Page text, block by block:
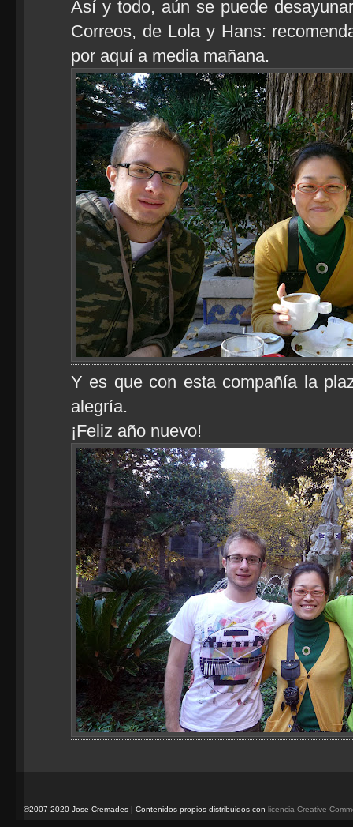
Así y todo, aún se puede
Correos, de Lola y Hans:
por aquí a media mañana.
Y es que con esta compañía la
alegría.
¡Feliz año nuevo!
©2007-2020 Jose Cremades | Contenidos propios distribuidos con licencia Creative